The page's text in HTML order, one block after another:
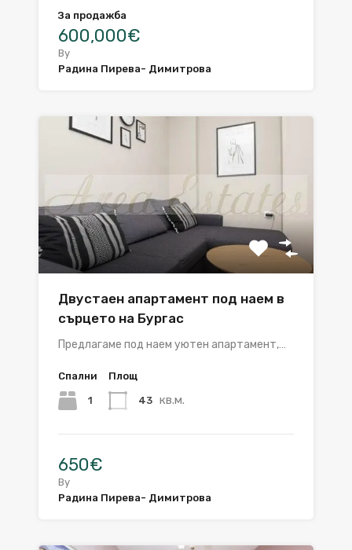
За продажба
600,000€
By
Радина Пирева- Димитрова
Двустаен апартамент под наем в
сърцето на Бургас
Предлагаме под наем уютен апартамент,…
Спални
1
Площ
43 кв.м.
650€
By
Радина Пирева- Димитрова